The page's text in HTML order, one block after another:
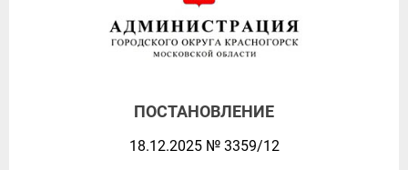
ПОСТАНОВЛЕНИЕ
18.12.2025 № 3359/12